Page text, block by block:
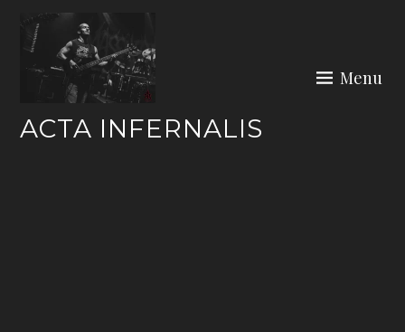
content
ACTA INFERNALIS
Menu